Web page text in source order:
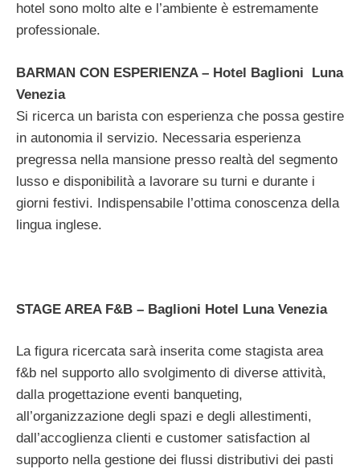
hotel sono molto alte e l’ambiente è estremamente
professionale.
BARMAN CON ESPERIENZA – Hotel Baglioni Luna
Venezia
Si ricerca un barista con esperienza che possa gestire
in autonomia il servizio. Necessaria esperienza
pregressa nella mansione presso realtà del segmento
lusso e disponibilità a lavorare su turni e durante i
giorni festivi. Indispensabile l’ottima conoscenza della
lingua inglese.
STAGE AREA F&B – Baglioni Hotel Luna Venezia
La figura ricercata sarà inserita come stagista area
f&b nel supporto allo svolgimento di diverse attività,
dalla progettazione eventi banqueting,
all’organizzazione degli spazi e degli allestimenti,
dall’accoglienza clienti e customer satisfaction al
supporto nella gestione dei flussi distributivi dei pasti